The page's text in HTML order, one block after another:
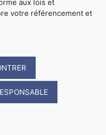
aux lois et
votre référencement et